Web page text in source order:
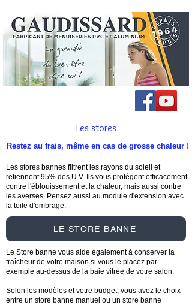
Les stores
Restez au frais, même en cas de grosse chaleur !
Les stores bannes filtrent les rayons du soleil et
retiennent 95% des U.V. Ils vous protègent efficacement
contre l'éblouissement et la chaleur, mais aussi contre
les averses. Pensez aussi au module d'extension avec
la toile d'ombrage.
LE STORE BANNE
Le Store banne vous aide également à conserver la
fraîcheur de votre maison si vous le placez par
exemple au-dessus de la baie vitrée de votre salon.
Selon les modèles et votre budget, vous avez le choix
entre un store banne manuel ou un store banne